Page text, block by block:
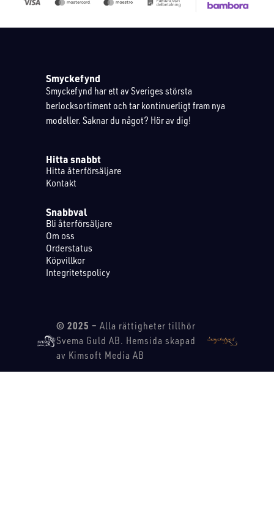
Smyckefynd
Smyckefynd har ett av Sveriges största
berlocksortiment och tar kontinuerligt fram nya
modeller. Saknar du något? Hör av dig!
Hitta snabbt
Hitta återförsäljare
Kontakt
Snabbval
Bli återförsäljare
Om oss
Orderstatus
Köpvillkor
Integritetspolicy
© 2025 – Alla rättigheter tillhör
Svema Guld AB. Hemsida skapad
av Kimsoft Media AB